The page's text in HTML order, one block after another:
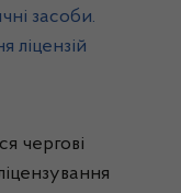
засоби.
ліцензій
чергові